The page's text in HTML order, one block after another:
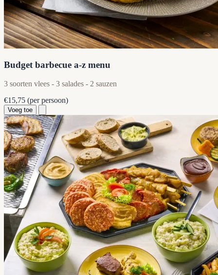
Budget barbecue a-z menu
3 soorten vlees - 3 salades - 2 sauzen
€15,75 (per persoon)
Voeg toe